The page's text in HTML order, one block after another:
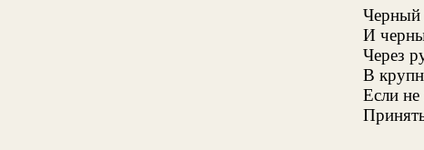
Черный
И
Через
В
Если